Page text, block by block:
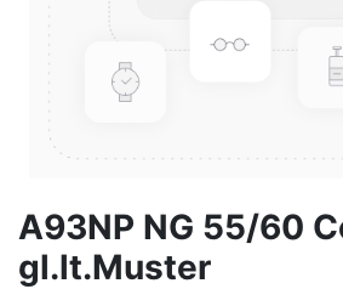
A93NP NG 55/60
gl.lt.Muster